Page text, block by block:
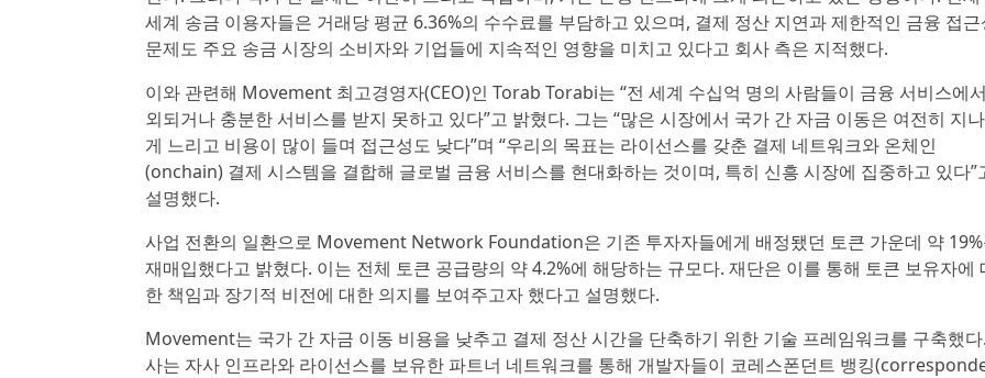
세계 송금 이용자들은 거래당 평균 6.36%의 수수료를 부담하고 있으며, 결제 정산 지연과 제한적인 금융 접근
문제도 주요 송금 시장의 소비자와 기업들에 지속적인 영향을 미치고 있다고 회사 측은 지적했다.
이와 관련해 Movement 최고경영자(CEO)인 Torab Torabi는 “전 세계 수십억 명의 사람들이 금융 서비스에
외되거나 충분한 서비스를 받지 못하고 있다”고 밝혔다. 그는 “많은 시장에서 국가 간 자금 이동은 여전히 지
게 느리고 비용이 많이 들며 접근성도 낮다”며 “우리의 목표는 라이선스를 갖춘 결제 네트워크와 온체인
(onchain) 결제 시스템을 결합해 글로벌 금융 서비스를 현대화하는 것이며, 특히 신흥 시장에 집중하고 있다”
설명했다.
사업 전환의 일환으로 Movement Network Foundation은 기존 투자자들에게 배정됐던 토큰 가운데 약
재매입했다고 밝혔다. 이는 전체 토큰 공급량의 약 4.2%에 해당하는 규모다. 재단은 이를 통해 토큰 보유자에
한 책임과 장기적 비전에 대한 의지를 보여주고자 했다고 설명했다.
Movement는 국가 간 자금 이동 비용을 낮추고 결제 정산 시간을 단축하기 위한 기술 프레임워크를 구축했다
사는 자사 인프라와 라이선스를 보유한 파트너 네트워크를 통해 개발자들이 코레스폰던트 뱅킹